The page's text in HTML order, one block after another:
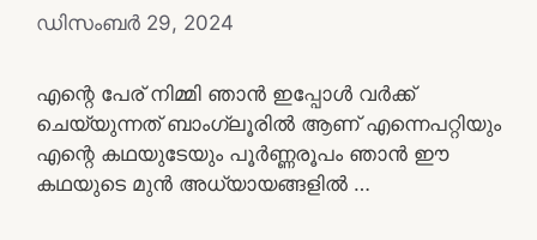
ഡിസംബർ 29, 2024
എന്റെ പേര് നിമ്മി ഞാന്‍ ഇപ്പോള്‍ വര്‍ക്ക്
ചെയ്യുന്നത് ബാംഗ്ലൂരില്‍ ആണ് എന്നെപറ്റിയും
എന്റെ കഥയുടേയും പൂര്‍ണ്ണരൂപം ഞാന്‍ ഈ
കഥയുടെ മുന്‍ അധ്യായങ്ങളില്‍ …